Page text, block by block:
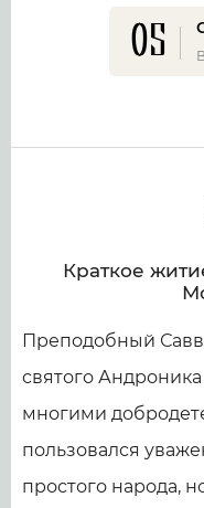
05
Краткое
Преподобный
святого
многими
пользовался
простого народа,